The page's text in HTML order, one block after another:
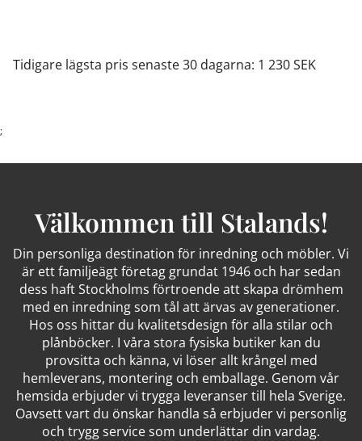
Tidigare lägsta pris senaste 30 dagarna: 1 230 SEK
;
Välkommen till Stalands!
Din personliga destination för inredning och möbler. Vi
är ett familjeägt företag grundat 1946 och har sedan
dess haft Stockholms förtroende att skapa drömhem
med en inredning som tål att ärvas av generationer.
Hos oss hittar du kvalitetsdesign för alla stilar och
plånböcker. I våra stora fysiska butiker kan du
provsitta och känna, vi löser allt krångel med
hemleverans, montering och emballage. Genom vår
hemsida erbjuder vi trygga leveranser till hela Sverige.
Oavsett vart du önskar handla så erbjuder vi personlig
och trygg service som underlättar din vardag.